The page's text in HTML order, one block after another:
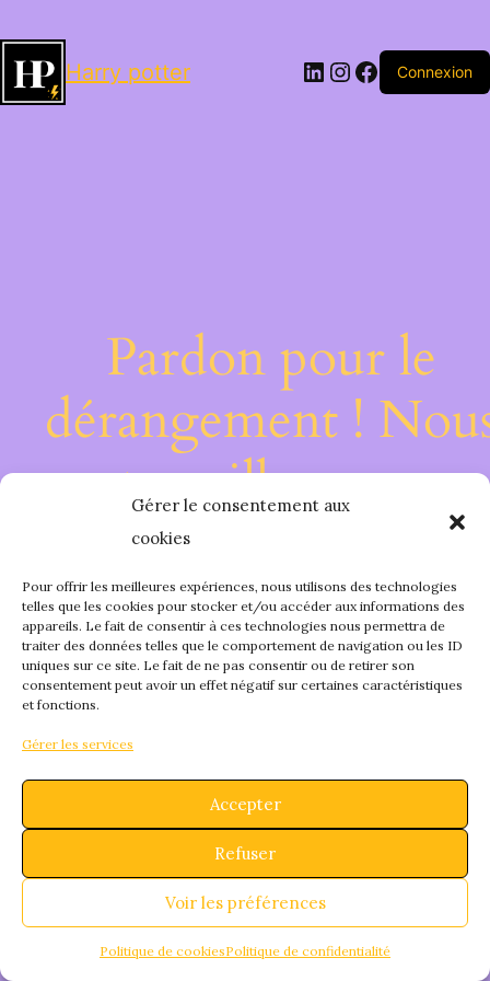
Gérer le consentement aux
cookies
Pour offrir les meilleures expériences, nous utilisons des technologies
telles que les cookies pour stocker et/ou accéder aux informations des
appareils. Le fait de consentir à ces technologies nous permettra de
traiter des données telles que le comportement de navigation ou les ID
uniques sur ce site. Le fait de ne pas consentir ou de retirer son
consentement peut avoir un effet négatif sur certaines caractéristiques
et fonctions.
Gérer les services
Accepter
Refuser
Voir les préférences
Politique de cookiesPolitique de confidentialité
Harry potter LinkedIn
Instagram
Facebook
Connexion
Pardon pour le
dérangement !
travaillons sur
quelque chose de
fantastique –
bientôt !